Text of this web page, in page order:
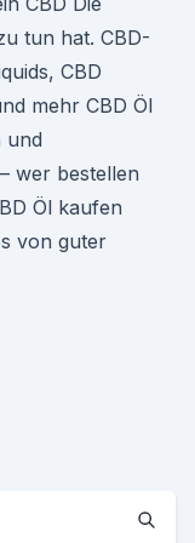
tun hat. CBD-
CBD
mehr CBD Öl
und
wer bestellen
Öl kaufen
von guter